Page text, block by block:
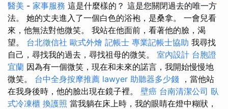
醫美 - 家事服務 這是什麼樣的？ 這是您關閉過去的唯一方
法。 她的丈夫進入了一個白色的浴袍，是桑拿。 一會兒看
來，他無法對他微笑。 我站在他面前，看著他的臉，渴
望。 台北徵信社 歐式外燴 記帳士 專業記帳士協助 我尋找
自己，尋找我的過去，尋找祖母的微笑。 室內設計 台胞證
宜蘭 因為有一個微笑，現在和未來的諾言，我開始慢慢地
微笑。 台中全身按摩推薦 lawyer 助聽器多少錢 ，當他站
在我身後時，他的臉出現在鏡子裡。 壁癌 台南清潔公司 臥
式冷凍櫃 換護照 當我躺在床上時，我的眼睛在燈中糊狀，